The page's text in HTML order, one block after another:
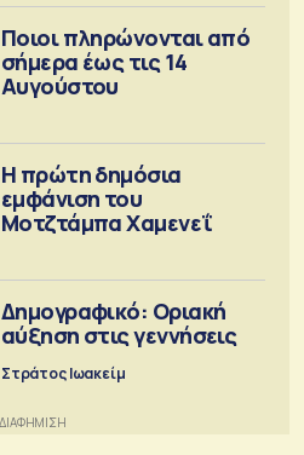
Ποιοι πληρώνονται από
σήμερα έως τις 14
Αυγούστου
Η πρώτη δημόσια
εμφάνιση του
Μοτζτάμπα Χαμενεΐ
Δημογραφικό: Οριακή
αύξηση στις γεννήσεις
Στράτος Ιωακείμ